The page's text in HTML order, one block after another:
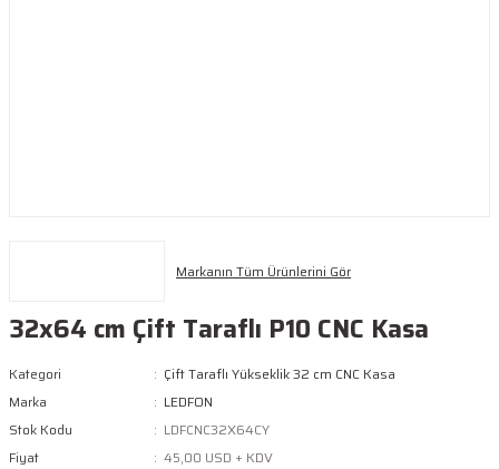
Markanın Tüm Ürünlerini Gör
32x64 cm Çift Taraflı P10 CNC Kasa
Kategori
Çift Taraflı Yükseklik 32 cm CNC Kasa
Marka
LEDFON
Stok Kodu
LDFCNC32X64CY
Fiyat
45,00 USD + KDV